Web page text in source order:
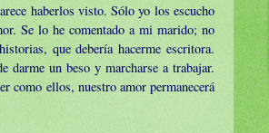
haberlos visto. Sólo yo los escucho
Se lo he comentado a mi marido; no
que debería hacerme escritora.
darme un beso y marcharse a trabajar.
como ellos, nuestro amor permanecerá